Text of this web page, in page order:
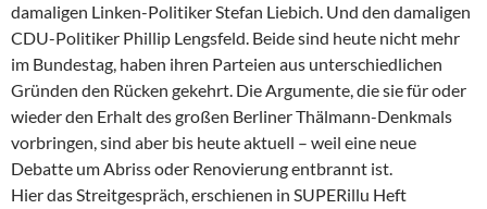
damaligen Linken-Politiker Stefan Liebich. Und den damaligen
CDU-Politiker Phillip Lengsfeld. Beide sind heute nicht mehr
im Bundestag, haben ihren Parteien aus unterschiedlichen
Gründen den Rücken gekehrt. Die Argumente, die sie für oder
wieder den Erhalt des großen Berliner Thälmann-Denkmals
vorbringen, sind aber bis heute aktuell – weil eine neue
Debatte um Abriss oder Renovierung entbrannt ist.
Hier das Streitgespräch, erschienen in SUPERillu Heft